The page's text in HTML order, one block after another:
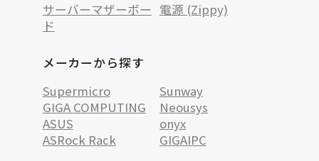
サーバーマザーボー
ド
電源 (Zippy)
メーカーから探す
Supermicro
Sunway
GIGA COMPUTING
Neousys
ASUS
onyx
ASRock Rack
GIGAIPC